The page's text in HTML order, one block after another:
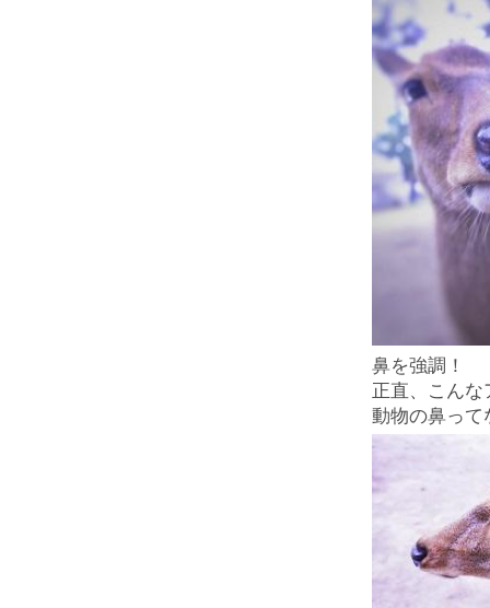
鼻を強調！
正直、こん
動物の鼻って